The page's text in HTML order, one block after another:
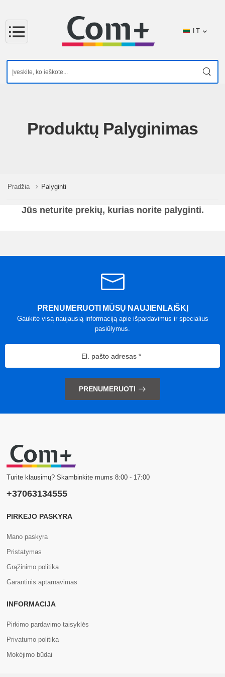
LT
Produktų Palyginimas
Pradžia Palyginti
Jūs neturite prekių, kurias norite palyginti.
PRENUMERUOTI MŪSŲ NAUJIENLAIŠKĮ
Gaukite visą naujausią informaciją apie išpardavimus ir specialius
pasiūlymus.
PRENUMERUOTI
Turite klausimų? Skambinkite mums 8:00 - 17:00
+37063134555
PIRKĖJO PASKYRA
Mano paskyra
Pristatymas
Grąžinimo politika
Garantinis aptarnavimas
INFORMACIJA
Pirkimo pardavimo taisyklės
Privatumo politika
Mokėjimo būdai